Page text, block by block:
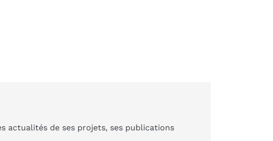
actualités de ses projets, ses publications